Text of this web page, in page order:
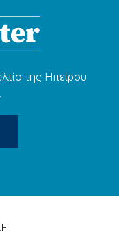
της Ηπείρου